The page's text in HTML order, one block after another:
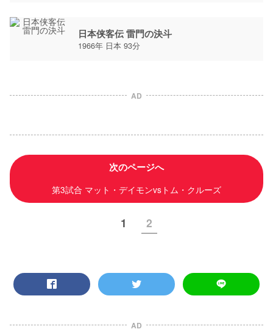
日本侠客伝 雷門の決斗
1966年 日本 93分
AD
次のページへ
第3試合 マット・デイモンvsトム・クルーズ
1 2
AD